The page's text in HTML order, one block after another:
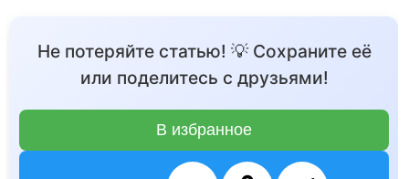
Не потеряйте статью! 💡 Сохраните её
или поделитесь с друзьями!
В избранное